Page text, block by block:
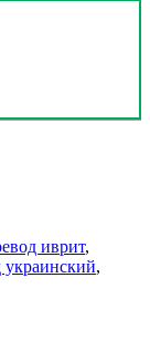
иврит,
украинский,